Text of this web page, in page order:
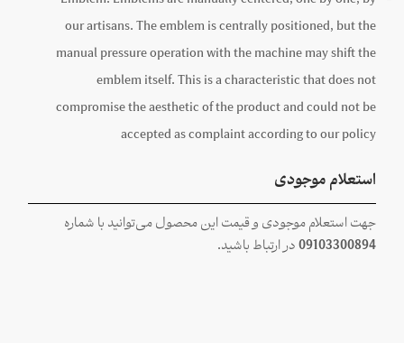
our artisans. The emblem is centrally positioned, but the
manual pressure operation with the machine may shift the
emblem itself. This is a characteristic that does not
compromise the aesthetic of the product and could not be
accepted as complaint according to our policy
استعلام موجودی
جهت استعلام موجودی و قیمت این محصول می‌توانید با شماره
09103300894در ارتباط باشید.